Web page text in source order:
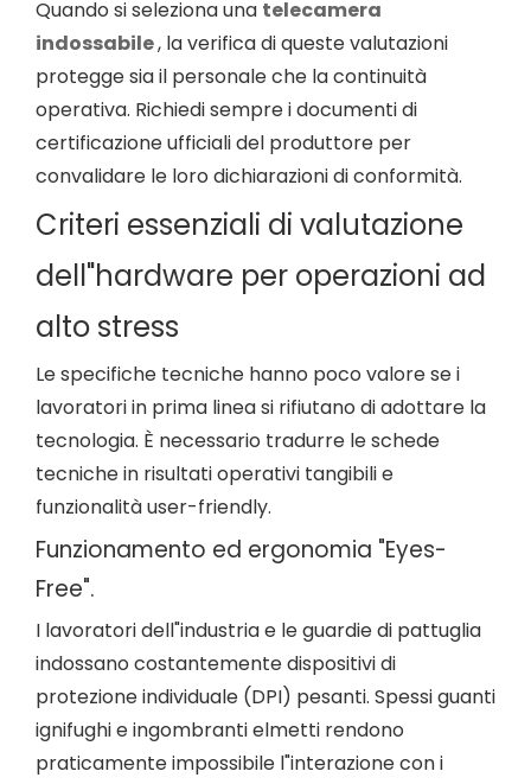
Quando si seleziona una telecamera
indossabile, la verifica di queste valutazioni
protegge sia il personale che la continuità
operativa. Richiedi sempre i documenti di
certificazione ufficiali del produttore per
convalidare le loro dichiarazioni di conformità.
Criteri essenziali di valutazione
dell"hardware per operazioni ad
alto stress
Le specifiche tecniche hanno poco valore se i
lavoratori in prima linea si rifiutano di adottare la
tecnologia. È necessario tradurre le schede
tecniche in risultati operativi tangibili e
funzionalità user-friendly.
Funzionamento ed ergonomia "Eyes-
Free".
I lavoratori dell"industria e le guardie di pattuglia
indossano costantemente dispositivi di
protezione individuale (DPI) pesanti. Spessi guanti
ignifughi e ingombranti elmetti rendono
praticamente impossibile l"interazione con i